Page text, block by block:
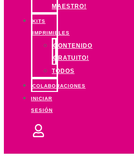
MAESTRO!
KITS
IMPRIMIBLES
CONTENIDO
GRATUITO!
TODOS
COLABORACIONES
INICIAR
SESIÓN